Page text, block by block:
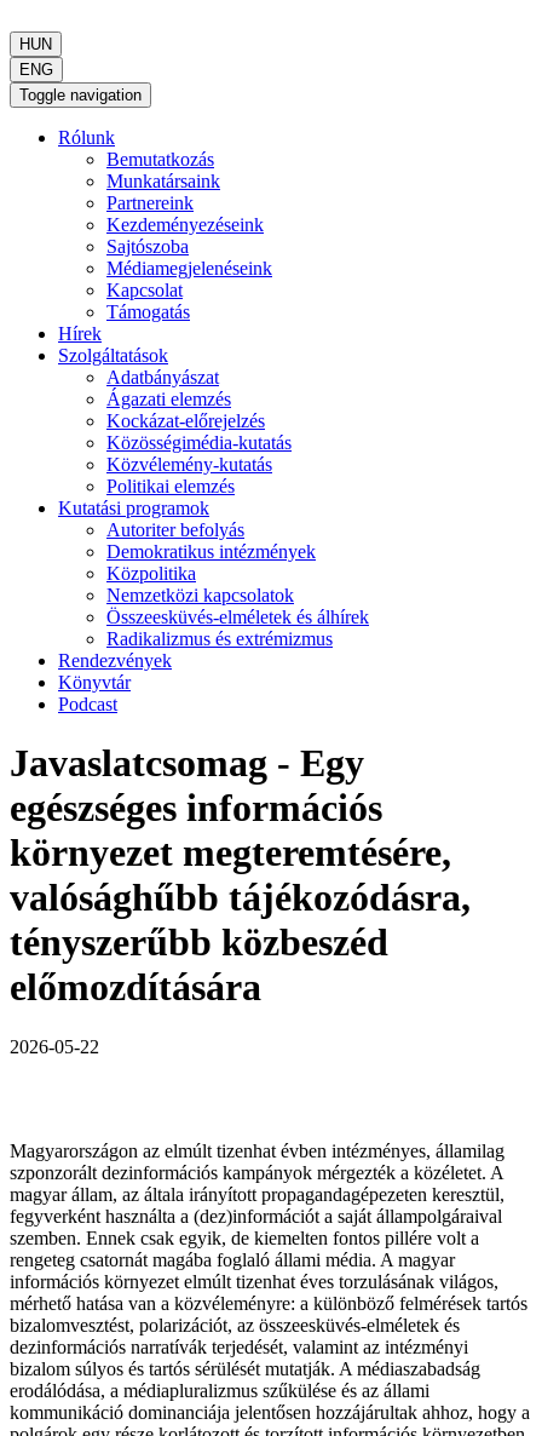
HUN
ENG
Toggle navigation
Rólunk
Bemutatkozás
Munkatársaink
Partnereink
Kezdeményezéseink
Sajtószoba
Médiamegjelenéseink
Kapcsolat
Támogatás
Hírek
Szolgáltatások
Adatbányászat
Ágazati elemzés
Kockázat-előrejelzés
Közösségimédia-kutatás
Közvélemény-kutatás
Politikai elemzés
Kutatási programok
Autoriter befolyás
Demokratikus intézmények
Közpolitika
Nemzetközi kapcsolatok
Összeesküvés-elméletek és álhírek
Radikalizmus és extrémizmus
Rendezvények
Könyvtár
Podcast
Javaslatcsomag - Egy
egészséges információs
környezet megteremtésére,
valósághűbb tájékozódásra,
tényszerűbb közbeszéd
előmozdítására
2026-05-22
Magyarországon az elmúlt tizenhat évben intézményes, államilag
szponzorált dezinformációs kampányok mérgezték a közéletet. A
magyar állam, az általa irányított propagandagépezeten keresztül,
fegyverként használta a (dez)információt a saját állampolgáraival
szemben. Ennek csak egyik, de kiemelten fontos pillére volt a
rengeteg csatornát magába foglaló állami média. A magyar
információs környezet elmúlt tizenhat éves torzulásának világos,
mérhető hatása van a közvéleményre: a különböző felmérések tartós
bizalomvesztést, polarizációt, az összeesküvés-elméletek és
dezinformációs narratívák terjedését, valamint az intézményi
bizalom súlyos és tartós sérülését mutatják. A médiaszabadság
erodálódása, a médiapluralizmus szűkülése és az állami
kommunikáció dominanciája jelentősen hozzájárultak ahhoz, hogy a